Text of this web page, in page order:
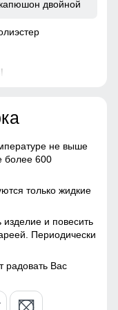
от ветра и
внутрь
мм
пропиткой
41
двойной
Натуральные
Полиэстер,
материалы
не выше
более 600
только жидкие
изделие и повесить
Периодически
радовать Вас